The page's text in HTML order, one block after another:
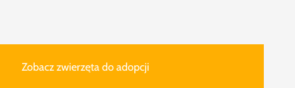
Zobacz zwierzęta do adopcji